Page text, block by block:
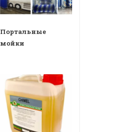
Портальные
мойки